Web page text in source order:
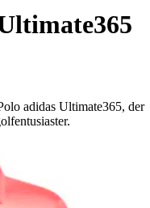
adidas Ultimate365, der